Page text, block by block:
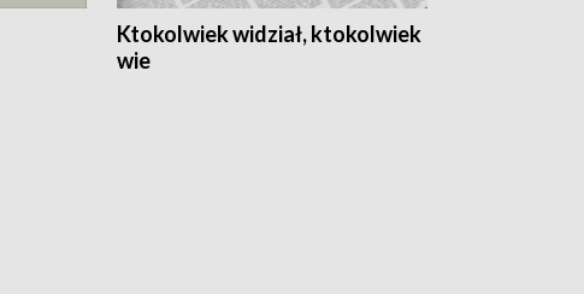
Ktokolwiek widział, ktokolwiek
wie